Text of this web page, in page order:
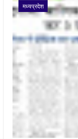
मध्यप्रदेश